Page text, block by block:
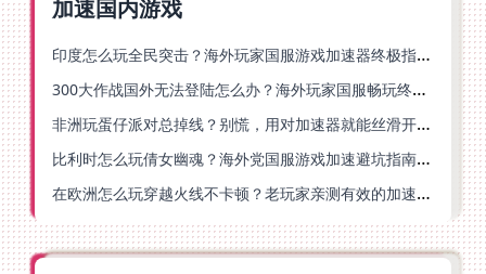
加速国内游戏
印度怎么玩全民突击？海外玩家国服游戏加速器终极指南（附原神延迟优化+精灵之境加速器选择）
300大作战国外无法登陆怎么办？海外玩家国服畅玩终极指南（附实测推荐）
非洲玩蛋仔派对总掉线？别慌，用对加速器就能丝滑开跑！
比利时怎么玩倩女幽魂？海外党国服游戏加速避坑指南（附实测推荐）
在欧洲怎么玩穿越火线不卡顿？老玩家亲测有效的加速器选择指南